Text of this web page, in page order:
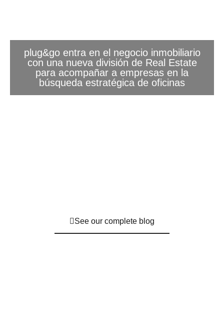
plug&go entra en el negocio inmobiliario
con una nueva división de Real Estate
para acompañar a empresas en la
búsqueda estratégica de oficinas
See our complete blog